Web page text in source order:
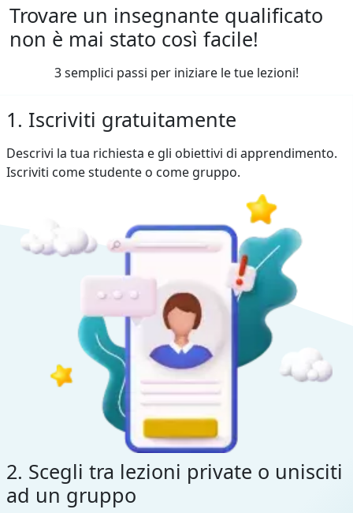
Trovare un insegnante qualificato
non è mai stato così facile!
3 semplici passi per iniziare le tue lezioni!
1. Iscriviti gratuitamente
Descrivi la tua richiesta e gli obiettivi di apprendimento.
Iscriviti come studente o come gruppo.
2. Scegli tra lezioni private o unisciti
ad un gruppo